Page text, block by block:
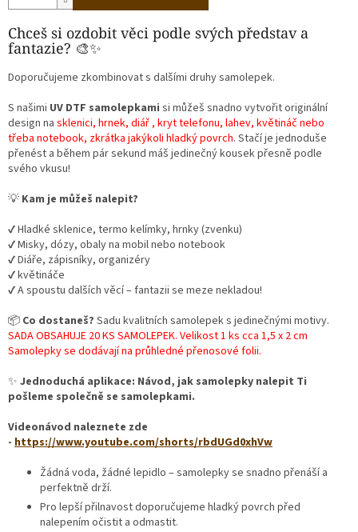
Chceš si ozdobit věci podle svých představ a
fantazie? 🎨✨
Doporučujeme zkombinovat s dalšími druhy samolepek.
S našimi UV DTF samolepkami si můžeš snadno vytvořit originální
design na sklenici, hrnek, diář , kryt telefonu, lahev, květináč nebo
třeba notebook, zkrátka jakýkoli hladký povrch. Stačí je jednoduše
přenést a během pár sekund máš jedinečný kousek přesně podle
svého vkusu!
💡 Kam je můžeš nalepit?
✔️ Hladké sklenice, termo kelímky, hrnky (zvenku)
✔️ Misky, dózy, obaly na mobil nebo notebook
✔️ Diáře, zápisníky, organizéry
✔️ květináče
✔️ A spoustu dalších věcí – fantazii se meze nekladou!
📦 Co dostaneš? Sadu kvalitních samolepek s jedinečnými motivy.
SADA OBSAHUJE 20 KS SAMOLEPEK. Velikost 1 ks cca 1,5 x 2 cm
Samolepky se dodávají na průhledné přenosové folii.
✨ Jednoduchá aplikace: Návod, jak samolepky nalepit Ti
pošleme společně se samolepkami.
Videonávod naleznete zde
- https://www.youtube.com/shorts/rbdUGd0xhVw
Žádná voda, žádné lepidlo – samolepky se snadno přenáší a
perfektně drží.
Pro lepší přilnavost doporučujeme hladký povrch před
nalepením očistit a odmastit.